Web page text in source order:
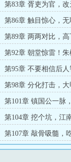
第83章 胥吏为官，
第86章 触目惊心，
股之臣？
第89章 两两对比，高
第92章 朝堂惊雷！
是太祖错了？
第95章 不要相信后
来人解决吗？
第98章 分化打击，大
第101章 镇国公一脉
首！
第104章 挖个坑，江
进来了！
第107章 敲骨吸髓，